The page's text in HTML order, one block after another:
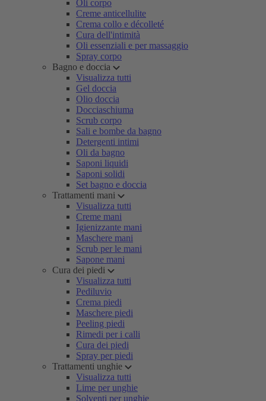
Oli corpo
Creme anticellulite
Crema collo e décolleté
Cura dell'intimità
Oli essenziali e per massaggio
Spray corpo
Bagno e doccia
Visualizza tutti
Gel doccia
Olio doccia
Docciaschiuma
Scrub corpo
Sali e bombe da bagno
Detergenti intimi
Oli da bagno
Saponi liquidi
Saponi solidi
Set bagno e doccia
Trattamenti mani
Visualizza tutti
Creme mani
Igienizzante mani
Maschere mani
Scrub per le mani
Sapone mani
Cura dei piedi
Visualizza tutti
Pediluvio
Crema piedi
Maschere piedi
Peeling piedi
Rimedi per i calli
Cura dei piedi
Spray per piedi
Trattamenti unghie
Visualizza tutti
Lime per unghie
Solventi per unghie